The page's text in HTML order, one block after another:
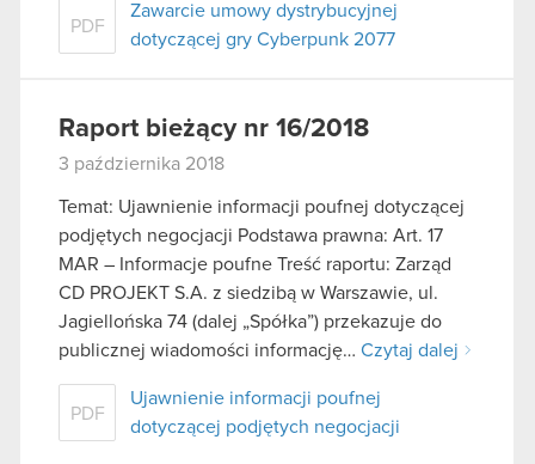
PDF
Zawarcie umowy dystrybucyjnej
dotyczącej gry Cyberpunk 2077
Raport bieżący nr 16/2018
3 października 2018
Temat: Ujawnienie informacji poufnej dotyczącej
podjętych negocjacji Podstawa prawna: Art. 17
MAR – Informacje poufne Treść raportu: Zarząd
CD PROJEKT S.A. z siedzibą w Warszawie, ul.
Jagiellońska 74 (dalej „Spółka”) przekazuje do
publicznej wiadomości informację… Czytaj dalej
PDF
Ujawnienie informacji poufnej
dotyczącej podjętych negocjacji